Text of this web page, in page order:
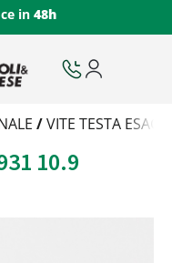
in 48h
/VITE TESTA
10.9